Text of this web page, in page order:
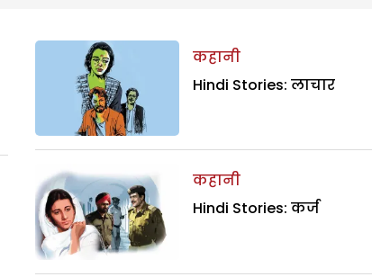
कहानी
Hindi Stories: लाचार
कहानी
Hindi Stories: कर्ज